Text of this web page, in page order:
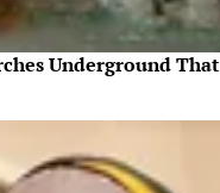
Underground That